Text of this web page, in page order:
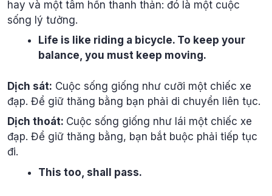
hay và một tâm hồn thanh thản: đó là một cuộc
sống lý tưởng.
Life is like riding a bicycle. To keep your
balance, you must keep moving.
Dịch sát: Cuộc sống giống như cưỡi một chiếc xe
đạp. Để giữ thăng bằng bạn phải di chuyển liên tục.
Dịch thoát: Cuộc sống giống như lái một chiếc xe
đạp. Để giữ thăng bằng, bạn bắt buộc phải tiếp tục
đi.
This too, shall pass.